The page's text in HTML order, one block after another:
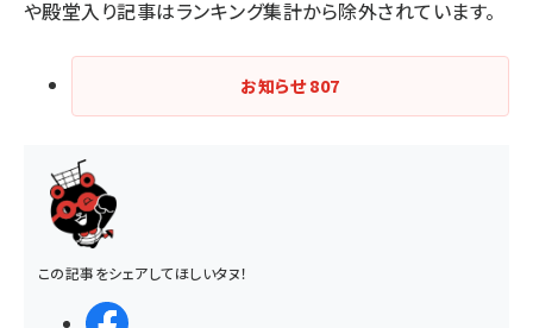
や殿堂入り記事はランキング集計から除外されています。
お知らせ807
この記事をシェアしてほしいタヌ！